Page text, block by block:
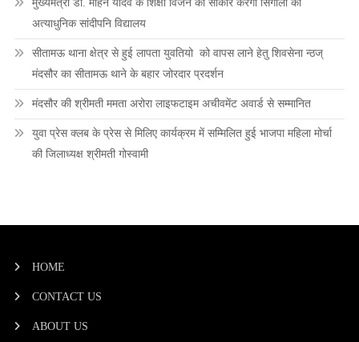
मुख्यमंत्री डॉ. मोहन यादव के शिक्षा विजन को साकार करेगा सिंगोली का
अत्याधुनिक सांदीपनि विद्यालय
सीतामऊ थाना क्षेत्र से हुई लापता युवतियो को वापस लाने हेतु शिवसेना न्ठज्
मंदसौर का सीतामऊ थाने के बहार जोरदार प्रदर्शन
मंदसौर की श्रीमती ममता अरोरा लाइफटाइम अचीवमेंट अवार्ड से सम्मानित
युवा प्रेस क्लब के प्रेस से मिलिए कार्यक्रम में सम्मिलित हुई भाजपा महिला मोर्चा
की जिलाध्यक्ष श्रीमती गोस्वामी
HOME
CONTACT US
ABOUT US